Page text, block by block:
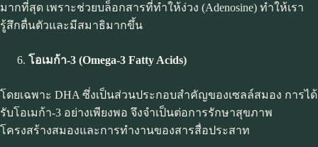
มากที่สุด เพราะช่วยบล็อกสารที่ทำให้ง่วง (Adenosine) ทำให้เรา
รู้สึกตื่นตัวและมีสมาธิมากขึ้น
โอเมก้า-3 (Omega-3 Fatty Acids)
โดยเฉพาะ DHA ซึ่งเป็นส่วนประกอบสำคัญของเซลล์สมอง การได้
รับโอเมก้า-3 อย่างเพียงพอ จึงจำเป็นต่อการรักษาสุขภาพ
โครงสร้างสมองและการทำงานของสารสื่อประสาท